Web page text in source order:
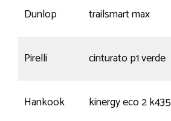
Dunlop trailsmart max
Pirelli cinturato p1 verde
Hankook kinergy eco 2 k435